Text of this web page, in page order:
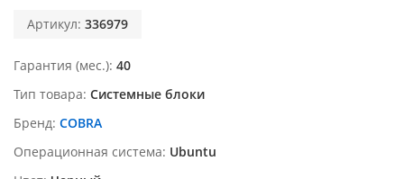
Артикул: 336979
Гарантия (мес.) 40
Тип товара Системные блоки
Бренд COBRA
Операционная система Ubuntu